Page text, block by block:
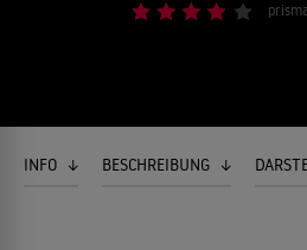
INFO BESCHREIBUNG